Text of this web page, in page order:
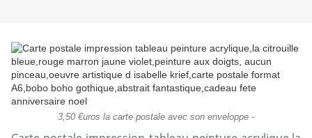
3,50 €uros la carte postale avec son enveloppe -